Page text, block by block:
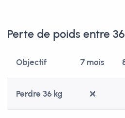
Perte de poids entre
Objectif 7 mois
Perdre 36 kg ❌